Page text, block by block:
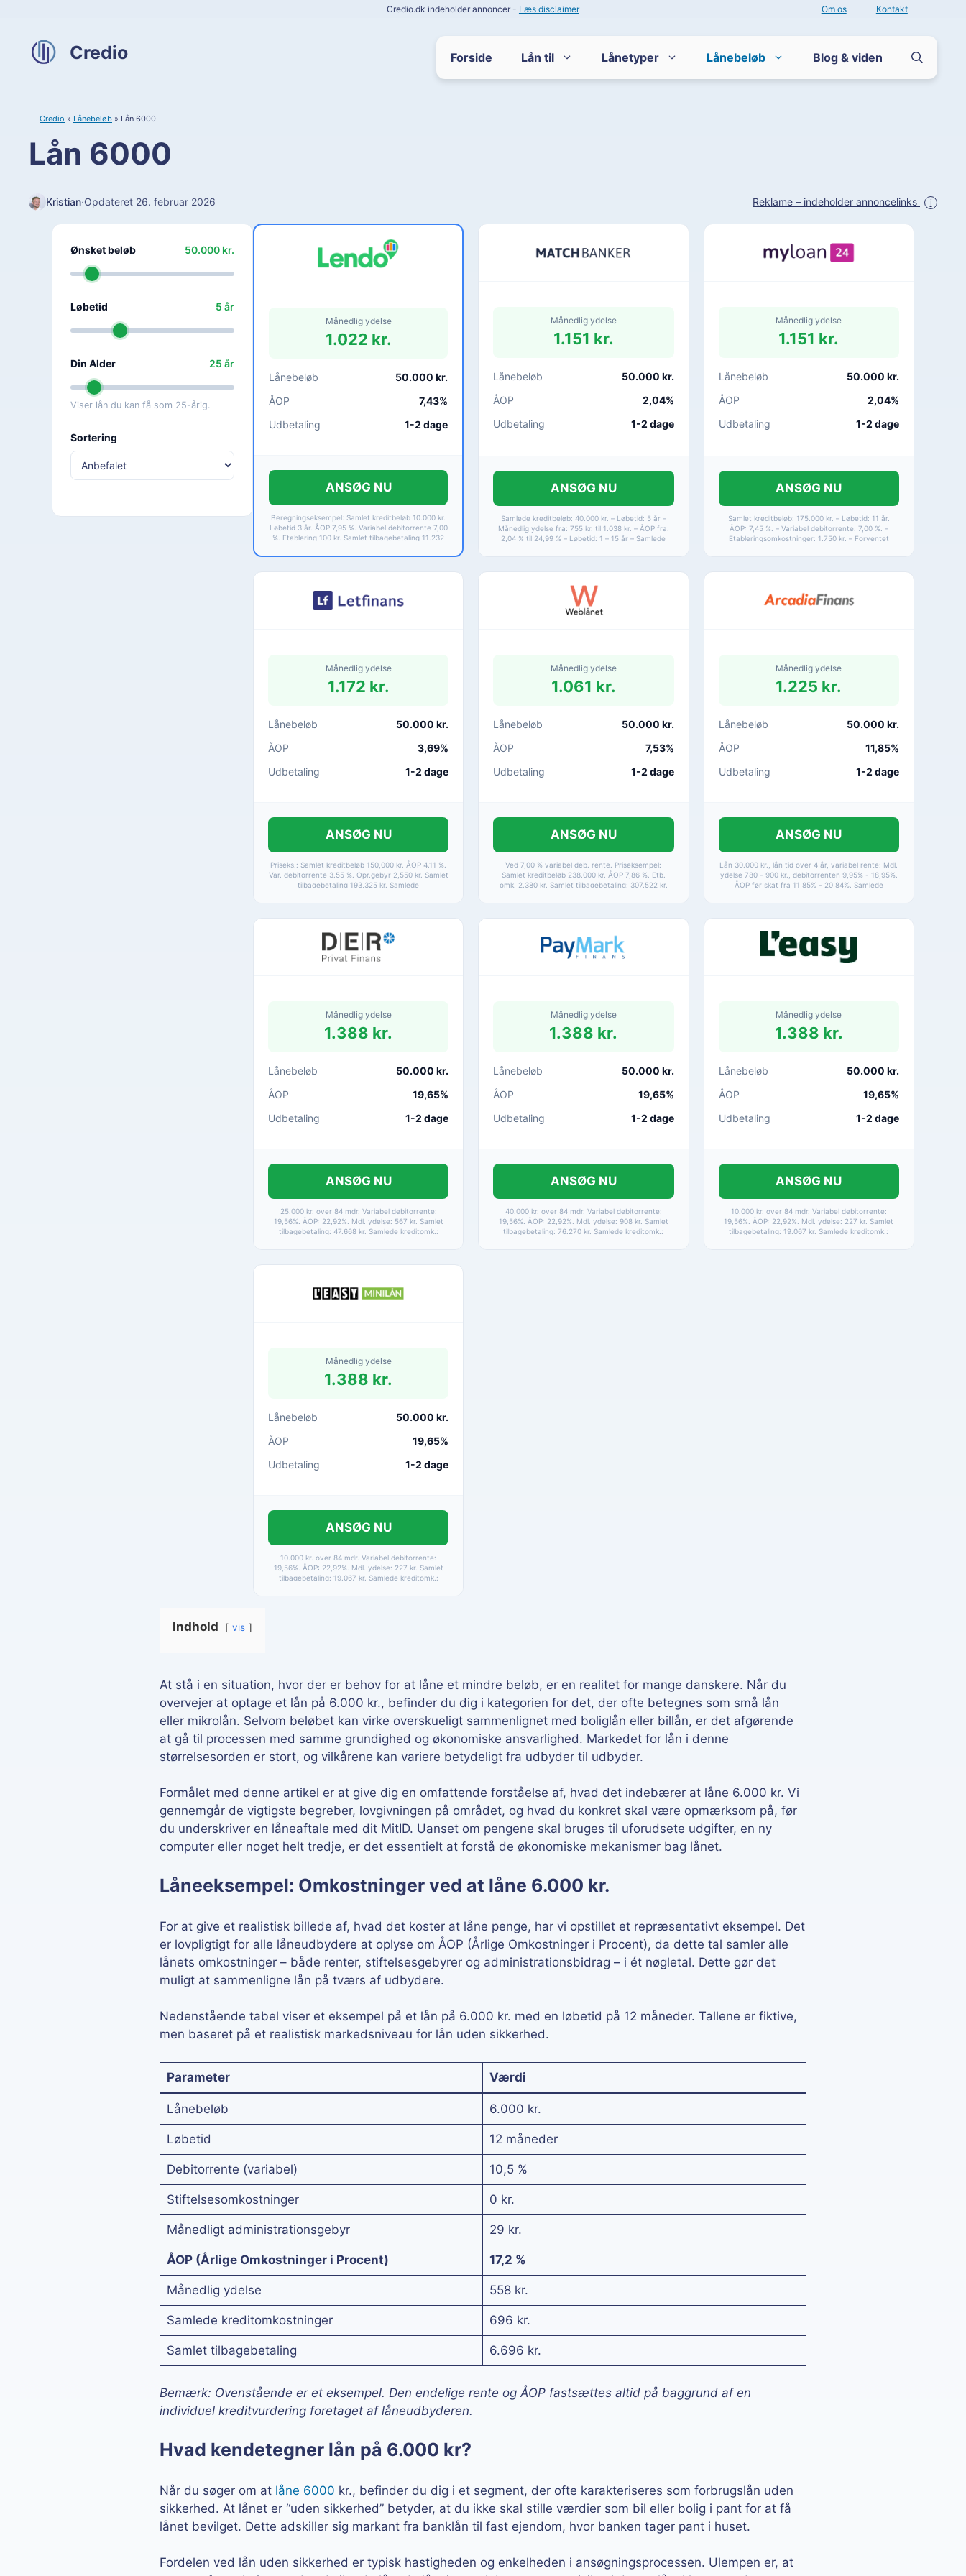
indhold
Credio.dk indeholder annoncer - Læs disclaimer Om os Kontakt
Credio Forside Lån til Lånetyper Lånebeløb Blog & viden
Credio » Lånebeløb » Lån 6000
Lån 6000
Kristian·Opdateret 26. februar 2026 Reklame – indeholder annoncelinks i
Ønsket beløb 50.000 kr.
Løbetid 5 år
Din Alder 25 år
Viser lån du kan få som 25-årig.
Sortering
Månedlig ydelse
1.022 kr.
Lånebeløb
50.000 kr.
ÅOP
7,43%
Udbetaling
1-2 dage
ANSØG NU
Beregningseksempel: Samlet kreditbeløb 10.000 kr.
Løbetid 3 år. ÅOP 7,95 %. Variabel debitorrente 7,00
%. Etablering 100 kr. Samlet tilbagebetaling 11.232
Månedlig ydelse
1.151 kr.
Lånebeløb
50.000 kr.
ÅOP
2,04%
Udbetaling
1-2 dage
ANSØG NU
Samlede kreditbeløb: 40.000 kr. – Løbetid: 5 år –
Månedlig ydelse fra: 755 kr. til 1.038 kr. – ÅOP fra:
2,04 % til 24,99 % – Løbetid: 1 – 15 år – Samlede
Månedlig ydelse
1.151 kr.
Lånebeløb
50.000 kr.
ÅOP
2,04%
Udbetaling
1-2 dage
ANSØG NU
Samlet kreditbeløb: 175.000 kr. – Løbetid: 11 år.
ÅOP: 7,45 %. – Variabel debitorrente: 7,00 %. –
Etableringsomkostninger: 1.750 kr. – Forventet
Månedlig ydelse
1.172 kr.
Lånebeløb
50.000 kr.
ÅOP
3,69%
Udbetaling
1-2 dage
ANSØG NU
Priseks.: Samlet kreditbeløb 150,000 kr. ÅOP 4.11 %.
Var. debitorrente 3.55 %. Opr.gebyr 2,550 kr. Samlet
tilbagebetaling 193,325 kr. Samlede
Månedlig ydelse
1.061 kr.
Lånebeløb
50.000 kr.
ÅOP
7,53%
Udbetaling
1-2 dage
ANSØG NU
Ved 7,00 % variabel deb. rente. Priseksempel:
Samlet kreditbeløb 238.000 kr. ÅOP 7,86 %. Etb.
omk. 2.380 kr. Samlet tilbagebetaling: 307.522 kr.
Månedlig ydelse
1.225 kr.
Lånebeløb
50.000 kr.
ÅOP
11,85%
Udbetaling
1-2 dage
ANSØG NU
Lån 30.000 kr., lån tid over 4 år, variabel rente: Mdl.
ydelse 780 - 900 kr., debitorrenten 9,95% - 18,95%.
ÅOP før skat fra 11,85% - 20,84%. Samlede
Månedlig ydelse
1.388 kr.
Lånebeløb
50.000 kr.
ÅOP
19,65%
Udbetaling
1-2 dage
ANSØG NU
25.000 kr. over 84 mdr. Variabel debitorrente:
19,56%. ÅOP: 22,92%. Mdl. ydelse: 567 kr. Samlet
tilbagebetaling: 47.668 kr. Samlede kreditomk.:
Månedlig ydelse
1.388 kr.
Lånebeløb
50.000 kr.
ÅOP
19,65%
Udbetaling
1-2 dage
ANSØG NU
40.000 kr. over 84 mdr. Variabel debitorrente:
19,56%. ÅOP: 22,92%. Mdl. ydelse: 908 kr. Samlet
tilbagebetaling: 76.270 kr. Samlede kreditomk.:
Månedlig ydelse
1.388 kr.
Lånebeløb
50.000 kr.
ÅOP
19,65%
Udbetaling
1-2 dage
ANSØG NU
10.000 kr. over 84 mdr. Variabel debitorrente:
19,56%. ÅOP: 22,92%. Mdl. ydelse: 227 kr. Samlet
tilbagebetaling: 19.067 kr. Samlede kreditomk.:
Månedlig ydelse
1.388 kr.
Lånebeløb
50.000 kr.
ÅOP
19,65%
Udbetaling
1-2 dage
ANSØG NU
10.000 kr. over 84 mdr. Variabel debitorrente:
19,56%. ÅOP: 22,92%. Mdl. ydelse: 227 kr. Samlet
tilbagebetaling: 19.067 kr. Samlede kreditomk.:
Indhold vis
At stå i en situation, hvor der er behov for at låne et mindre beløb, er en realitet for mange danskere. Når du
overvejer at optage et lån på 6.000 kr., befinder du dig i kategorien for det, der ofte betegnes som små lån
eller mikrolån. Selvom beløbet kan virke overskueligt sammenlignet med boliglån eller billån, er det afgørende
at gå til processen med samme grundighed og økonomiske ansvarlighed. Markedet for lån i denne
størrelsesorden er stort, og vilkårene kan variere betydeligt fra udbyder til udbyder.
Formålet med denne artikel er at give dig en omfattende forståelse af, hvad det indebærer at låne 6.000 kr. Vi
gennemgår de vigtigste begreber, lovgivningen på området, og hvad du konkret skal være opmærksom på, før
du underskriver en låneaftale med dit MitID. Uanset om pengene skal bruges til uforudsete udgifter, en ny
computer eller noget helt tredje, er det essentielt at forstå de økonomiske mekanismer bag lånet.
Låneeksempel: Omkostninger ved at låne 6.000 kr.
For at give et realistisk billede af, hvad det koster at låne penge, har vi opstillet et repræsentativt eksempel. Det
er lovpligtigt for alle låneudbydere at oplyse om ÅOP (Årlige Omkostninger i Procent), da dette tal samler alle
lånets omkostninger – både renter, stiftelsesgebyrer og administrationsbidrag – i ét nøgletal. Dette gør det
muligt at sammenligne lån på tværs af udbydere.
Nedenstående tabel viser et eksempel på et lån på 6.000 kr. med en løbetid på 12 måneder. Tallene er fiktive,
men baseret på et realistisk markedsniveau for lån uden sikkerhed.
Parameter Værdi
Lånebeløb 6.000 kr.
Løbetid 12 måneder
Debitorrente (variabel) 10,5 %
Stiftelsesomkostninger 0 kr.
Månedligt administrationsgebyr 29 kr.
ÅOP (Årlige Omkostninger i Procent) 17,2 %
Månedlig ydelse 558 kr.
Samlede kreditomkostninger 696 kr.
Samlet tilbagebetaling 6.696 kr.
Bemærk: Ovenstående er et eksempel. Den endelige rente og ÅOP fastsættes altid på baggrund af en
individuel kreditvurdering foretaget af låneudbyderen.
Hvad kendetegner lån på 6.000 kr?
Når du søger om at låne 6000 kr., befinder du dig i et segment, der ofte karakteriseres som forbrugslån uden
sikkerhed. At lånet er “uden sikkerhed” betyder, at du ikke skal stille værdier som bil eller bolig i pant for at få
lånet bevilget. Dette adskiller sig markant fra banklån til fast ejendom, hvor banken tager pant i huset.
Fordelen ved lån uden sikkerhed er typisk hastigheden og enkelheden i ansøgningsprocessen. Ulempen er, at